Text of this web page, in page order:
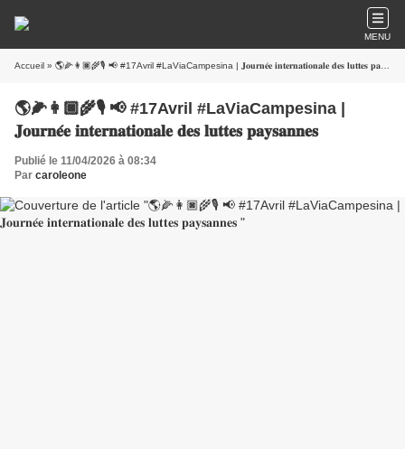
MENU
Accueil » 🌎🌽👩🏿‍🌾🎙️ 📢 #17Avril #LaViaCampesina | 𝐉𝐨𝐮𝐫𝐧𝐞́𝐞 𝐢𝐧𝐭𝐞𝐫𝐧𝐚𝐭𝐢𝐨𝐧𝐚𝐥𝐞 𝐝𝐞𝐬 𝐥𝐮𝐭𝐭𝐞𝐬 𝐩𝐚𝐲𝐬𝐚𝐧𝐧𝐞𝐬
🌎🌽👩🏿‍🌾🎙️ 📢 #17Avril #LaViaCampesina |
𝐉𝐨𝐮𝐫𝐧𝐞́𝐞 𝐢𝐧𝐭𝐞𝐫𝐧𝐚𝐭𝐢𝐨𝐧𝐚𝐥𝐞 𝐝𝐞𝐬 𝐥𝐮𝐭𝐭𝐞𝐬 𝐩𝐚𝐲𝐬𝐚𝐧𝐧𝐞𝐬
Publié le 11/04/2026 à 08:34
Par caroleone